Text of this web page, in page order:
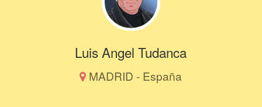
Luis Angel Tudanca
MADRID - España